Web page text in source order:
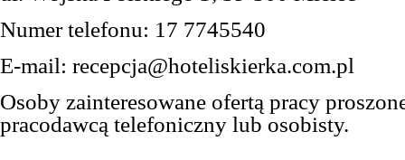
Numer telefonu: 17 7745540
E-mail: recepcja@hoteliskierka.com.pl
Osoby zainteresowane ofertą pracy
pracodawcą telefoniczny lub osobisty.